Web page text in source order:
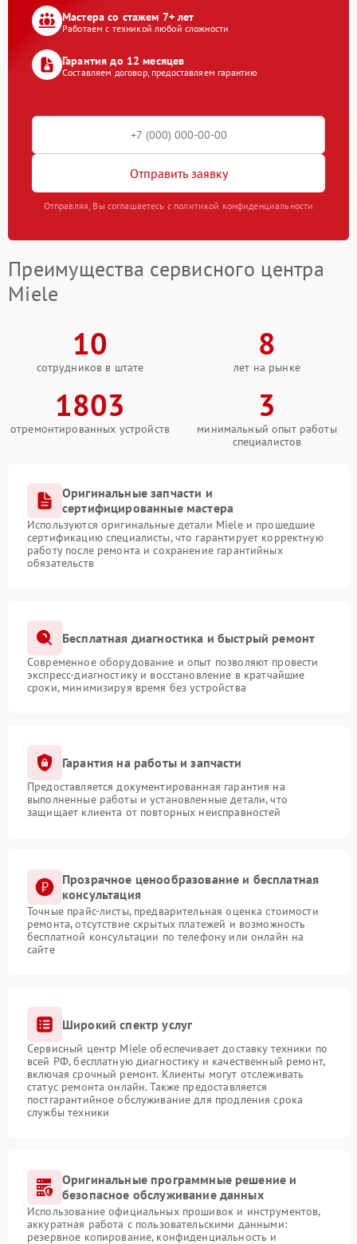
Мастера со стажем 7+ лет
Работаем с техникой любой сложности
Гарантия до 12 месяцев
Составляем договор, предоставляем гарантию
Отправить заявку
Отправляя, Вы соглашаетесь с политикой конфиденциальности
Преимущества сервисного центра
Miele
10
сотрудников в штате
8
лет на рынке
1803
отремонтированных устройств
3
минимальный опыт работы
специалистов
Оригинальные запчасти и
сертифицированные мастера
Используются оригинальные детали Miele и прошедшие
сертификацию специалисты, что гарантирует корректную
работу после ремонта и сохранение гарантийных
обязательств
Бесплатная диагностика и быстрый ремонт
Современное оборудование и опыт позволяют провести
экспресс-диагностику и восстановление в кратчайшие
сроки, минимизируя время без устройства
Гарантия на работы и запчасти
Предоставляется документированная гарантия на
выполненные работы и установленные детали, что
защищает клиента от повторных неисправностей
Прозрачное ценообразование и бесплатная
консультация
Точные прайс-листы, предварительная оценка стоимости
ремонта, отсутствие скрытых платежей и возможность
бесплатной консультации по телефону или онлайн на
сайте
Широкий спектр услуг
Сервисный центр Miele обеспечивает доставку техники по
всей РФ, бесплатную диагностику и качественный ремонт,
включая срочный ремонт. Клиенты могут отслеживать
статус ремонта онлайн. Также предоставляется
постгарантийное обслуживание для продления срока
службы техники
Оригинальные программные решение и
безопасное обслуживание данных
Использование официальных прошивок и инструментов,
аккуратная работа с пользовательскими данными:
резервное копирование, конфиденциальность и